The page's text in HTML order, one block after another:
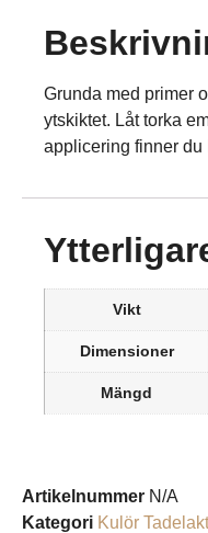
Grunda med primer
ytskiktet. Låt torka
applicering finner du
Vikt
Dimensioner
Mängd
Artikelnummer N/A
Kategori Kulör Tadelakt